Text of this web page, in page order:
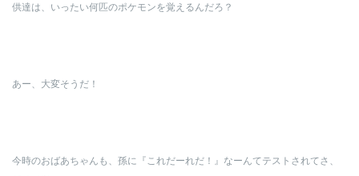
供達は、いったい何匹のポケモンを覚えるんだろ？
あー、大変そうだ！
今時のおばあちゃんも、孫に『これだーれだ！』なーんてテストされてさ、